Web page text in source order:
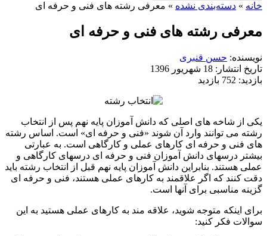
خانه » دسته‌بندی نشده » معرفی رشته های فنی و حرفه ای
معرفی رشته های فنی و حرفه ای
نویسنده: حسن قنبری
تاریخ انتشار: 18 شهریور 1396
بازدید: 752 بازدید
یکی از شاخه های اصلی که دانش آموزان پایه نهم پس از انتخاب
رشته می توانند وارد آن شوند «فنی و حرفه ای» است. اساس رشته
های فنی و حرفه ای کارهای عملی و کارگاهی است. به عبارتی
بیشتر درسهای دانش آموزان فنی و حرفه ای درسهای کارگاهی و
عملی هستند. بنابراین دانش آموزان پایه نهم قبل از انتخاب رشته باید
دقت کنند که اگر علاقمند به کارهای عملی هستند، فنی و حرفه ای
گزینه مناسبی برای آنها است.
برای اینکه متوجه شوید، علاقه مند به کارهای عملی هستید به این
سوالات فکر کنید: